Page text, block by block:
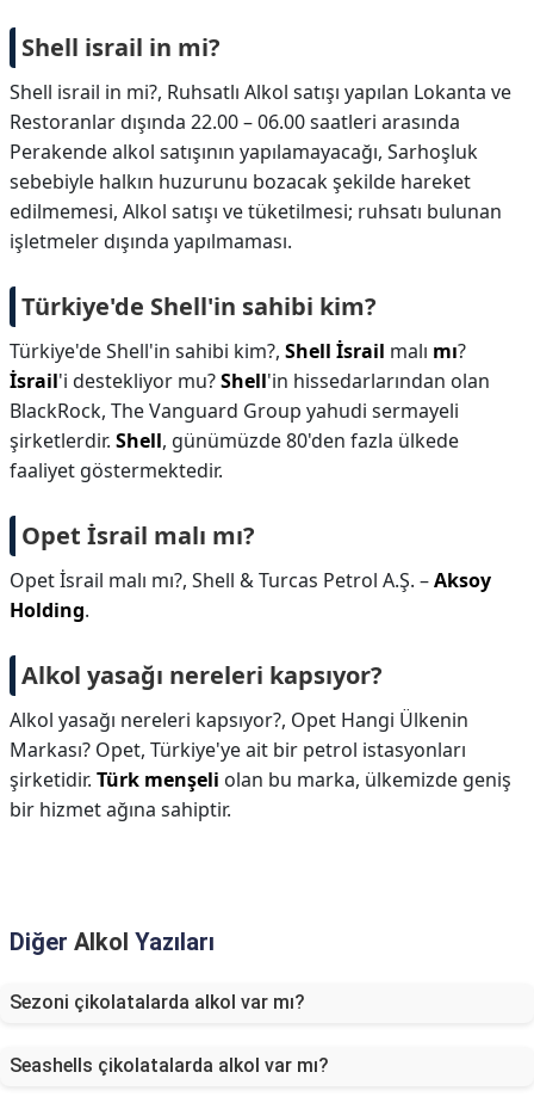
Shell israil in mi?
Shell israil in mi?, Ruhsatlı Alkol satışı yapılan Lokanta ve
Restoranlar dışında 22.00 – 06.00 saatleri arasında
Perakende alkol satışının yapılamayacağı, Sarhoşluk
sebebiyle halkın huzurunu bozacak şekilde hareket
edilmemesi, Alkol satışı ve tüketilmesi; ruhsatı bulunan
işletmeler dışında yapılmaması.
Türkiye'de Shell'in sahibi kim?
Türkiye'de Shell'in sahibi kim?, Shell İsrail malı mı?
İsrail'i destekliyor mu?Shell'in hissedarlarından olan
BlackRock, The Vanguard Group yahudi sermayeli
şirketlerdir. Shell, günümüzde 80'den fazla ülkede
faaliyet göstermektedir.
Opet İsrail malı mı?
Opet İsrail malı mı?, Shell & Turcas Petrol A.Ş. –Aksoy
Holding.
Alkol yasağı nereleri kapsıyor?
Alkol yasağı nereleri kapsıyor?, Opet Hangi Ülkenin
Markası? Opet, Türkiye'ye ait bir petrol istasyonları
şirketidir. Türk menşeli olan bu marka, ülkemizde geniş
bir hizmet ağına sahiptir.
Diğer Alkol Yazıları
Sezoni çikolatalarda alkol var mı?
Seashells çikolatalarda alkol var mı?